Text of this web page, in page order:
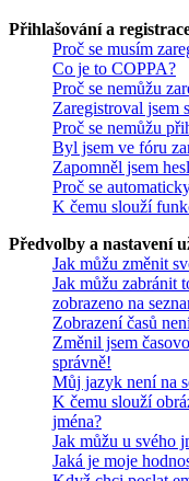
Přihlašování a
Proč se musím
Co je to COPPA?
Proč se nemůžu
Zaregistroval jsem
Proč se nemůžu
Byl jsem ve fóru
Zapomněl jsem
Proč se
K čemu slouží
Předvolby a nastavení
Jak můžu změnit
Jak můžu zabránit
zobrazeno na
Zobrazení časů
Změnil jsem
správně!
Můj jazyk není na
K čemu slouží
jména?
Jak můžu u svého
Jaká je moje